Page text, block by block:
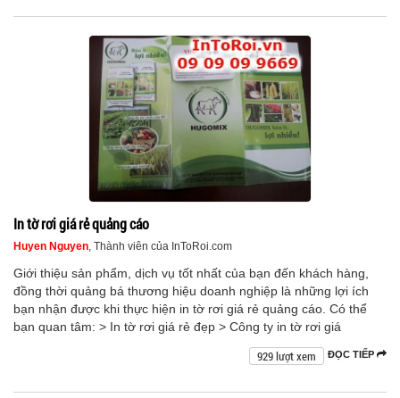
In tờ rơi giá rẻ quảng cáo
Huyen Nguyen , Thành viên của InToRoi.com
Giới thiệu sản phẩm, dịch vụ tốt nhất của bạn đến khách hàng,
đồng thời quảng bá thương hiệu doanh nghiệp là những lợi ích
bạn nhận được khi thực hiện in tờ rơi giá rẻ quảng cáo. Có thể
bạn quan tâm: > In tờ rơi giá rẻ đẹp > Công ty in tờ rơi giá
ĐỌC TIẾP
929 lượt xem